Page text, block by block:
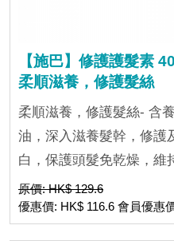
【施巴】修護護髮素
柔順滋養，修護髮絲
柔順滋養，修護髮絲- 含
油，深入滋養髮幹，修護
白，保護頭髮免乾燥，維
原價: HK$ 129.6
優惠價: HK$ 116.6 會員優惠